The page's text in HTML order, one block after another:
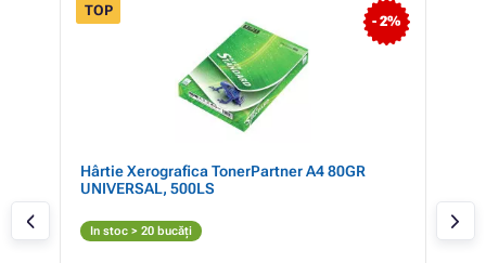
- 2%
TOP
Hârtie Xerografica TonerPartner A4 80GR
UNIVERSAL, 500LS
In stoc > 20 bucăți